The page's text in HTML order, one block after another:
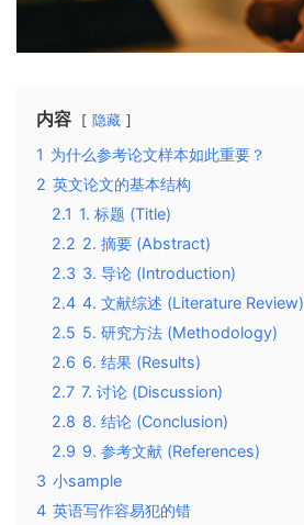
内容 隐藏
1 为什么参考论文样本如此重要？
2 英文论文的基本结构
2.1 1. 标题 (Title)
2.2 2. 摘要 (Abstract)
2.3 3. 导论 (Introduction)
2.4 4. 文献综述 (Literature Review)
2.5 5. 研究方法 (Methodology)
2.6 6. 结果 (Results)
2.7 7. 讨论 (Discussion)
2.8 8. 结论 (Conclusion)
2.9 9. 参考文献 (References)
3 小sample
4 英语写作容易犯的错